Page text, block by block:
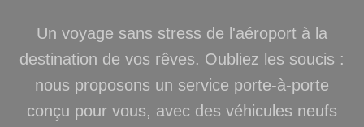
Un voyage sans stress de l'aéroport à la
destination de vos rêves. Oubliez les soucis :
nous proposons un service porte-à-porte
conçu pour vous, avec des véhicules neufs